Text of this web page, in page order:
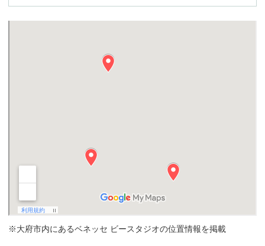
※大府市内にあるベネッセ ビースタジオの位置情報を掲載